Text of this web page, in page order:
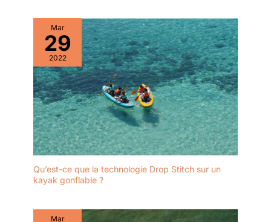
Mar
29
2022
Qu’est-ce que la technologie Drop Stitch sur un
kayak gonflable ?
Mar